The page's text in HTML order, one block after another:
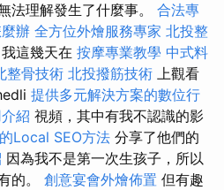
法理解發生了什麼事。 合法專
辦 全方位外燴服務專家 北投整
這幾天在 按摩專業教學 中式料
整骨技術 北投撥筋技術 上觀看
提供多元解決方案的數位行
紹 視頻，其中有我不認識的影
Local SEO方法 分享了他們的
因為我不是第一次生孩子，所以
的。 創意宴會外燴佈置 但有趣